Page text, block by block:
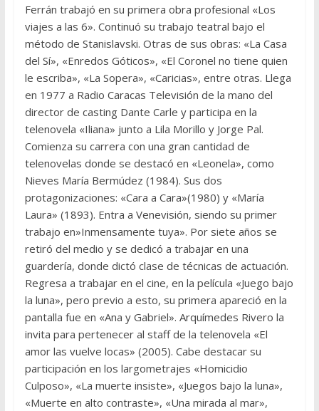
Ferrán trabajó en su primera obra profesional «Los
viajes a las 6». Continuó su trabajo teatral bajo el
método de Stanislavski. Otras de sus obras: «La Casa
del Sí», «Enredos Góticos», «El Coronel no tiene quien
le escriba», «La Sopera», «Caricias», entre otras. Llega
en 1977 a Radio Caracas Televisión de la mano del
director de casting Dante Carle y participa en la
telenovela «Iliana» junto a Lila Morillo y Jorge Pal.
Comienza su carrera con una gran cantidad de
telenovelas donde se destacó en «Leonela», como
Nieves María Bermúdez (1984). Sus dos
protagonizaciones: «Cara a Cara»(1980) y «María
Laura» (1893). Entra a Venevisión, siendo su primer
trabajo en»Inmensamente tuya». Por siete años se
retiró del medio y se dedicó a trabajar en una
guardería, donde dictó clase de técnicas de actuación.
Regresa a trabajar en el cine, en la película «Juego bajo
la luna», pero previo a esto, su primera apareció en la
pantalla fue en «Ana y Gabriel». Arquímedes Rivero la
invita para pertenecer al staff de la telenovela «El
amor las vuelve locas» (2005). Cabe destacar su
participación en los largometrajes «Homicidio
Culposo», «La muerte insiste», «Juegos bajo la luna»,
«Muerte en alto contraste», «Una mirada al mar»,